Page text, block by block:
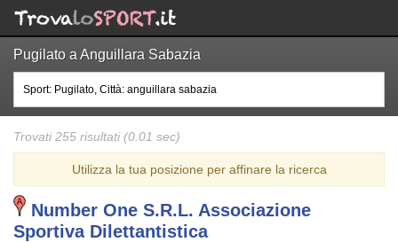
Pugilato a Anguillara Sabazia
Trovati 255 risultati (0.01 sec)
Utilizza la tua posizione per affinare la ricerca
Number One S.r.l. Associazione
Sportiva Dilettantistica